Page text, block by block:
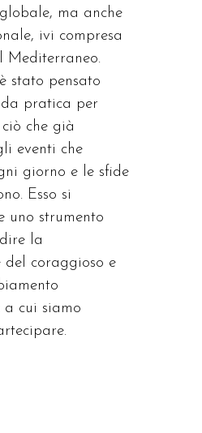
ma anche
ivi compresa
Mediterraneo.
stato pensato
pratica per
che già
eventi che
giorno e le sfide
Esso si
uno strumento
la
del coraggioso e
cui siamo